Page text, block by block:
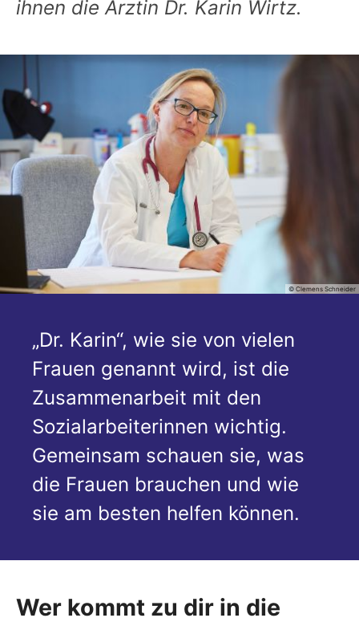
ihnen die Ärztin Dr. Karin Wirtz.
© Clemens Schneider
„Dr. Karin“, wie sie von vielen
Frauen genannt wird, ist die
Zusammenarbeit mit den
Sozialarbeiterinnen wichtig.
Gemeinsam schauen sie, was
die Frauen brauchen und wie
sie am besten helfen können.
Wer kommt zu dir in die